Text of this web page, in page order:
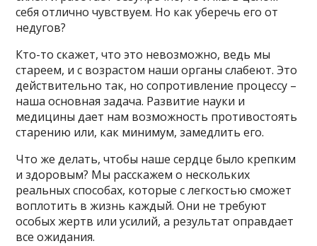
себя отлично чувствуем. Но как уберечь его от
недугов?
Кто-то скажет, что это невозможно, ведь мы
стареем, и с возрастом наши органы слабеют. Это
действительно так, но сопротивление процессу –
наша основная задача. Развитие науки и
медицины дает нам возможность противостоять
старению или, как минимум, замедлить его.
Что же делать, чтобы наше сердце было крепким
и здоровым? Мы расскажем о нескольких
реальных способах, которые с легкостью сможет
воплотить в жизнь каждый. Они не требуют
особых жертв или усилий, а результат оправдает
все ожидания.